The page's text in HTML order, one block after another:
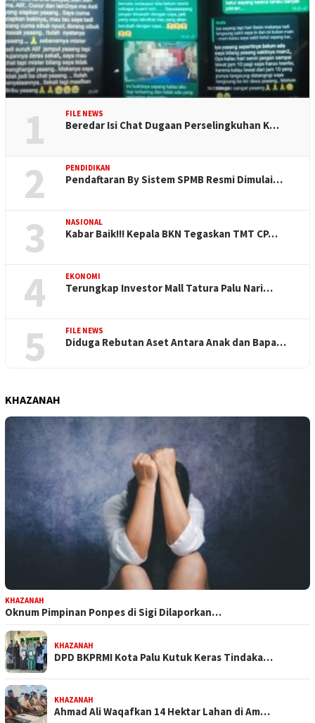
1 FILE NEWS
Beredar Isi Chat Dugaan Perselingkuhan K…
2 PENDIDIKAN
Pendaftaran By Sistem SPMB Resmi Dimulai…
3 NASIONAL
Kabar Baik!!! Kepala BKN Tegaskan TMT CP…
4 EKONOMI
Terungkap Investor Mall Tatura Palu Nari…
5 FILE NEWS
Diduga Rebutan Aset Antara Anak dan Bapa…
KHAZANAH
KHAZANAH
Oknum Pimpinan Ponpes di Sigi Dilaporkan…
KHAZANAH
DPD BKPRMI Kota Palu Kutuk Keras Tindaka…
KHAZANAH
Ahmad Ali Waqafkan 14 Hektar Lahan di Am…